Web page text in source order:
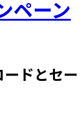
ペーン
ドとセー